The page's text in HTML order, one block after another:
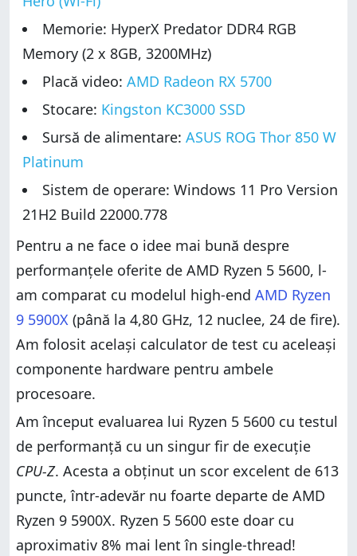
Memorie: HyperX Predator DDR4 RGB
Memory (2 x 8GB, 3200MHz)
Placă video: AMD Radeon RX 5700
Stocare: Kingston KC3000 SSD
Sursă de alimentare: ASUS ROG Thor 850 W
Platinum
Sistem de operare: Windows 11 Pro Version
21H2 Build 22000.778
Pentru a ne face o idee mai bună despre
performanțele oferite de AMD Ryzen 5 5600, l-
am comparat cu modelul high-end AMD Ryzen
9 5900X (până la 4,80 GHz, 12 nuclee, 24 de fire).
Am folosit același calculator de test cu aceleași
componente hardware pentru ambele
procesoare.
Am început evaluarea lui Ryzen 5 5600 cu testul
de performanță cu un singur fir de execuție
CPU-Z. Acesta a obținut un scor excelent de 613
puncte, într-adevăr nu foarte departe de AMD
Ryzen 9 5900X. Ryzen 5 5600 este doar cu
aproximativ 8% mai lent în single-thread!